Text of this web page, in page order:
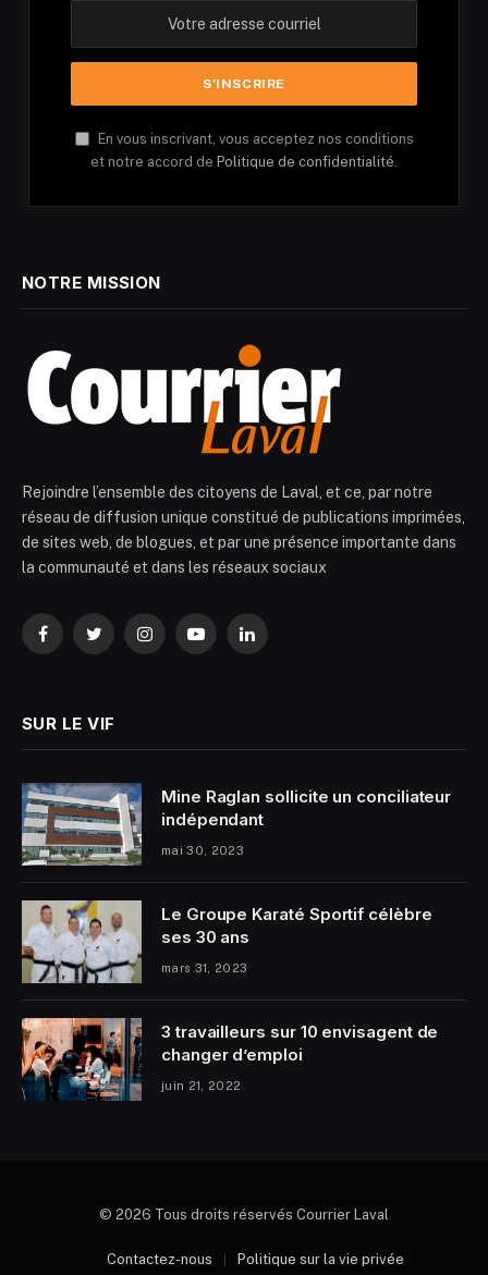
En vous inscrivant, vous acceptez nos conditions
et notre accord de Politique de confidentialité.
NOTRE MISSION
Rejoindre l’ensemble des citoyens de Laval, et ce, par notre
réseau de diffusion unique constitué de publications imprimées,
de sites web, de blogues, et par une présence importante dans
la communauté et dans les réseaux sociaux
FacebookTwitterInstagramYouTubeLinkedIn
SUR LE VIF
Mine Raglan sollicite un conciliateur
indépendant
mai 30, 2023
Le Groupe Karaté Sportif célèbre
ses 30 ans
mars 31, 2023
3 travailleurs sur 10 envisagent de
changer d’emploi
juin 21, 2022
© 2026 Tous droits réservés Courrier Laval
Contactez-nous Politique sur la vie privée